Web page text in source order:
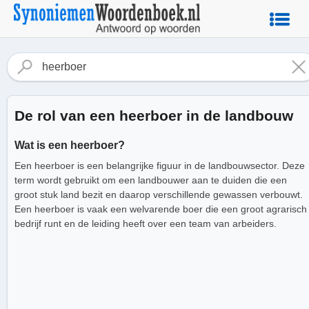
De rol van een heerboer in de landbouw
Wat is een heerboer?
Een heerboer is een belangrijke figuur in de landbouwsector. Deze
term wordt gebruikt om een landbouwer aan te duiden die een
groot stuk land bezit en daarop verschillende gewassen verbouwt.
Een heerboer is vaak een welvarende boer die een groot agrarisch
bedrijf runt en de leiding heeft over een team van arbeiders.